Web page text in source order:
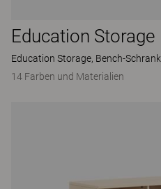
Education Storage
Education Storage, Bench-Schrank
14 Farben und Materialien